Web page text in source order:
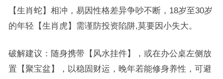
【生肖蛇】相冲，易因性格差异争吵不断，18岁至30岁
的年轻【生肖虎】需谨防投资陷阱,莫要因小失大。
破解建议：随身携带【风水挂件】，或在办公桌左侧放
置【聚宝盆】，以稳固财运，晚年若能修身养性，可避